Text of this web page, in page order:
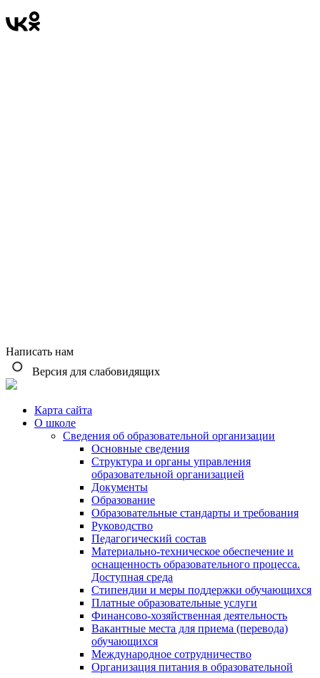
Написать нам
Версия для слабовидящих
Карта сайта
О школе
Сведения об образовательной организации
Основные сведения
Структура и органы управления
образовательной организацией
Документы
Образование
Образовательные стандарты и требования
Руководство
Педагогический состав
Материально-техническое обеспечение и
оснащенность образовательного процесса.
Доступная среда
Стипендии и меры поддержки обучающихся
Платные образовательные услуги
Финансово-хозяйственная деятельность
Вакантные места для приема (перевода)
обучающихся
Международное сотрудничество
Организация питания в образовательной